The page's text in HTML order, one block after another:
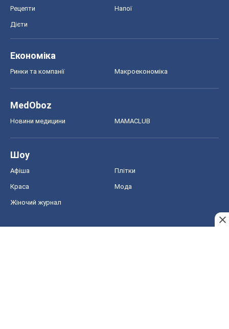
Рецепти Напої
Дієти
Економіка
Ринки та компанії Макроекономіка
MedOboz
Новини медицини MAMACLUB
Шоу
Афіша Плітки
Краса Мода
Жіночий журнал